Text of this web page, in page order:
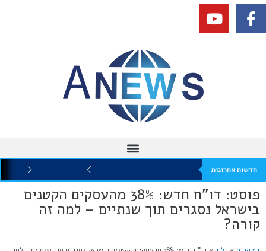
חדשות אחרונות
פוסט: דו"ח חדש: 38% מהעסקים הקטנים
בישראל נסגרים תוך שנתיים – למה זה
קורה?